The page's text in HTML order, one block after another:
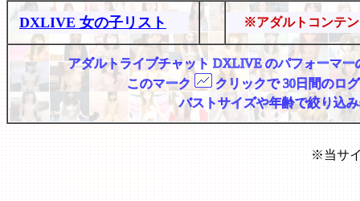
DXLIVE 女の子リスト ※アダルトコンテ
アダルトライブチャット DXLIVE のパフォーマ
このマーク
クリックで 30日間のロ
バストサイズや年齢で絞り込
※当サ